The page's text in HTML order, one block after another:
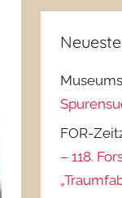
FOR-
– 118.